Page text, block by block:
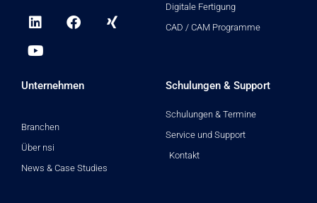
L
i
n
k
d
F
a
o
X
i
Y
o
u
t
b
Digitale Fertigung
CAD / CAM Programme
Unternehmen
Branchen
Über nsi
News & Case Studies
Schulungen & Support
Schulungen & Termine
Service und Support
Kontakt